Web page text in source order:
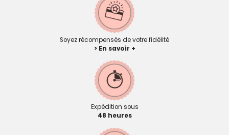
Soyez récompensés de votre fidélité
> En savoir +
Expédition sous
48 heures